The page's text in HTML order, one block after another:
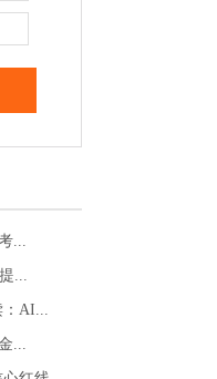
...
...
：AI...
...